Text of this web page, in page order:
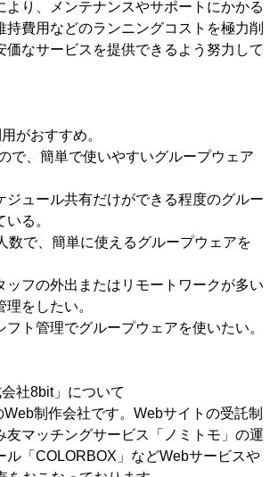
より、メンテナンスやサポートにかかる
持費用などのランニングコストを極力削
価なサービスを提供できるよう努力して
がおすすめ。
で、簡単で使いやすいグループウェア
ジュール共有だけができる程度のグルー
る。
数で、簡単に使えるグループウェアを
ッフの外出またはリモートワークが多い
をしたい。
フト管理でグループウェアを使いたい。
社8bit」について
制作会社です。Webサイトの受託制
友マッチングサービス「ノミトモ」の運
ル「COLORBOX」などWebサービスや